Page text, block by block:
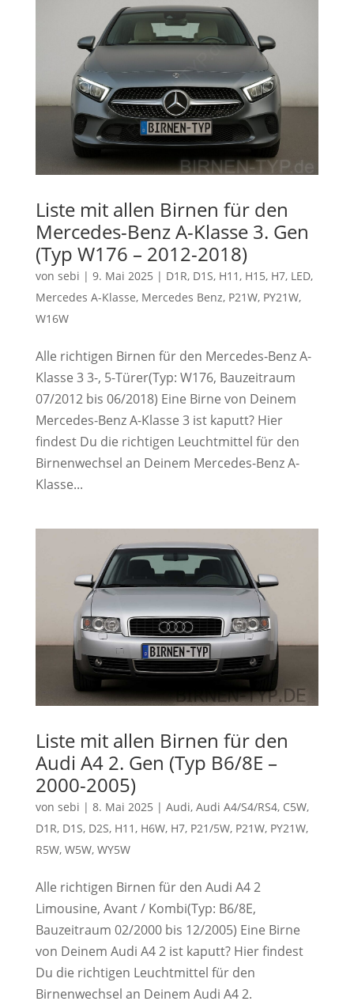
Liste mit allen Birnen für den
Mercedes-Benz A-Klasse 3. Gen
(Typ W176 – 2012-2018)
von sebi | 9. Mai 2025 | D1R, D1S, H11, H15, H7, LED,
Mercedes A-Klasse, Mercedes Benz, P21W, PY21W,
W16W
Alle richtigen Birnen für den Mercedes-Benz A-
Klasse 3 3-, 5-Türer(Typ: W176, Bauzeitraum
07/2012 bis 06/2018) Eine Birne von Deinem
Mercedes-Benz A-Klasse 3 ist kaputt? Hier
findest Du die richtigen Leuchtmittel für den
Birnenwechsel an Deinem Mercedes-Benz A-
Klasse...
Liste mit allen Birnen für den
Audi A4 2. Gen (Typ B6/8E –
2000-2005)
von sebi | 8. Mai 2025 | Audi, Audi A4/S4/RS4, C5W,
D1R, D1S, D2S, H11, H6W, H7, P21/5W, P21W, PY21W,
R5W, W5W, WY5W
Alle richtigen Birnen für den Audi A4 2
Limousine, Avant / Kombi(Typ: B6/8E,
Bauzeitraum 02/2000 bis 12/2005) Eine Birne
von Deinem Audi A4 2 ist kaputt? Hier findest
Du die richtigen Leuchtmittel für den
Birnenwechsel an Deinem Audi A4 2.